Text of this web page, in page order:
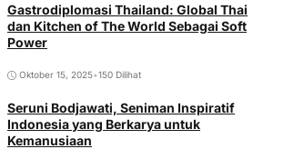
Gastrodiplomasi Thailand: Global Thai
dan Kitchen of The World Sebagai Soft
Power
Oktober 15, 2025•150 Dilihat
Seruni Bodjawati, Seniman Inspiratif
Indonesia yang Berkarya untuk
Kemanusiaan